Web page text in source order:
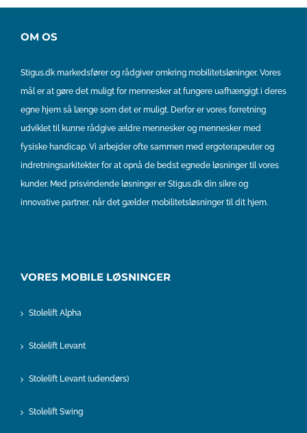
OM OS
Stigus.dk markedsfører og rådgiver omkring mobilitetsløninger. Vores
mål er at gøre det muligt for mennesker at fungere uafhængigt i deres
egne hjem så længe som det er muligt. Derfor er vores forretning
udviklet til kunne rådgive ældre mennesker og mennesker med
fysiske handicap. Vi arbejder ofte sammen med ergoterapeuter og
indretningsarkitekter for at opnå de bedst egnede løsninger til vores
kunder. Med prisvindende løsninger er Stigus.dk din sikre og
innovative partner, når det gælder mobilitetsløsninger til dit hjem.
VORES MOBILE LØSNINGER
Stolelift Alpha
Stolelift Levant
Stolelift Levant (udendørs)
Stolelift Swing